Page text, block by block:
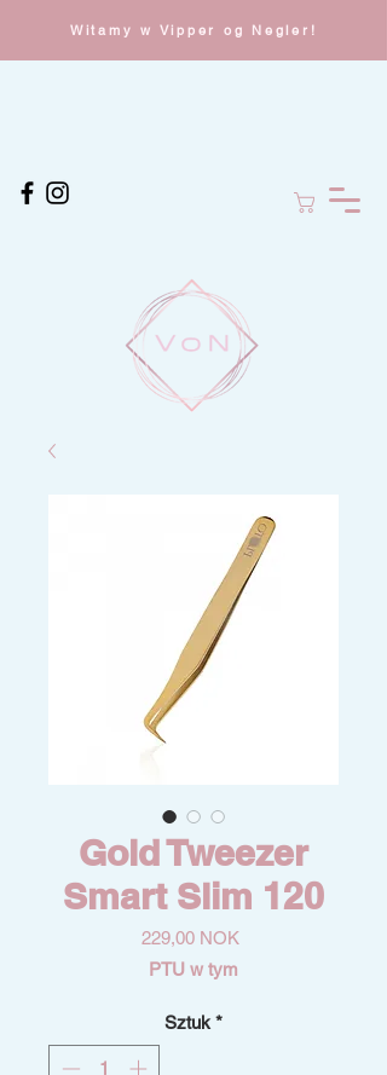
Witamy w Vipper og Negler!
Gold Tweezer
Smart Slim 120
229,00 NOKCena
PTU w tym
Sztuk *